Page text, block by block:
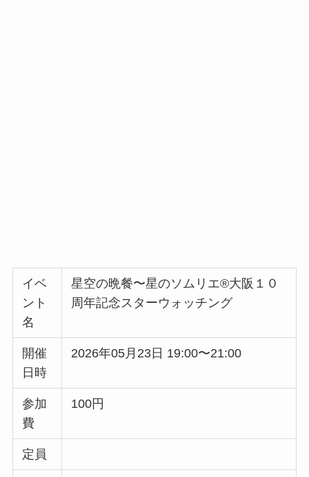
イベ
ント
名
星空の晩餐〜星のソムリエ®︎大阪１０
周年記念スターウォッチング
開催
日時
2026年05月23日 19:00〜21:00
参加
費
100円
定員